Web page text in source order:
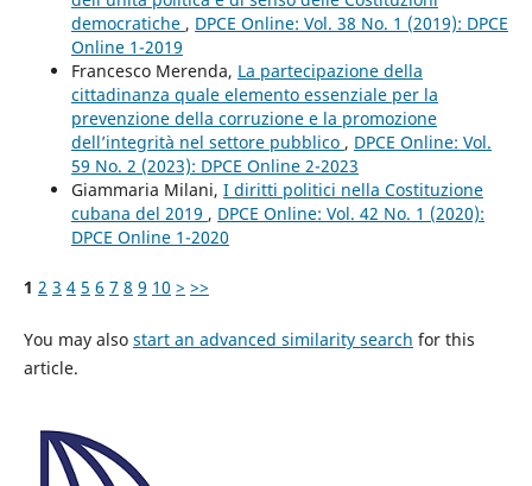
democratiche , DPCE Online: Vol. 38 No. 1 (2019): DPCE
Online 1-2019
Francesco Merenda, La partecipazione della
cittadinanza quale elemento essenziale per la
prevenzione della corruzione e la promozione
dell’integrità nel settore pubblico , DPCE Online: Vol.
59 No. 2 (2023): DPCE Online 2-2023
Giammaria Milani, I diritti politici nella Costituzione
cubana del 2019 , DPCE Online: Vol. 42 No. 1 (2020):
DPCE Online 1-2020
1 2 3 4 5 6 7 8 9 10 > >>
You may also start an advanced similarity search for this
article.